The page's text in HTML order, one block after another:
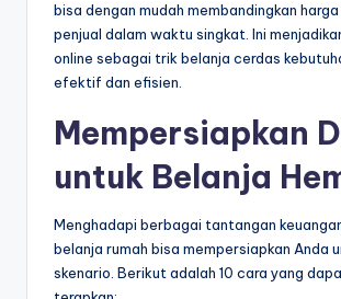
bisa dengan mudah membandingkan
penjual dalam waktu singkat. Ini
online sebagai trik belanja cerdas
efektif dan efisien.
Mempersiapkan
untuk Belanja
Menghadapi berbagai tantangan
belanja rumah bisa mempersiapkan Anda
skenario. Berikut adalah 10 cara yang